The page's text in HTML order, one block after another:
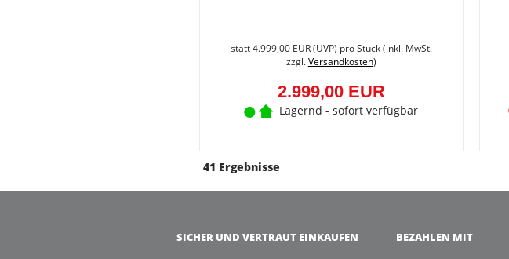
statt4.999,00 EUR(UVP) pro Stück (inkl. MwSt.
zzgl.Versandkosten)
2.999,00 EUR
Lagernd - sofort verfügbar
41 Ergebnisse
SICHER UND VERTRAUT EINKAUFEN BEZAHLEN MIT